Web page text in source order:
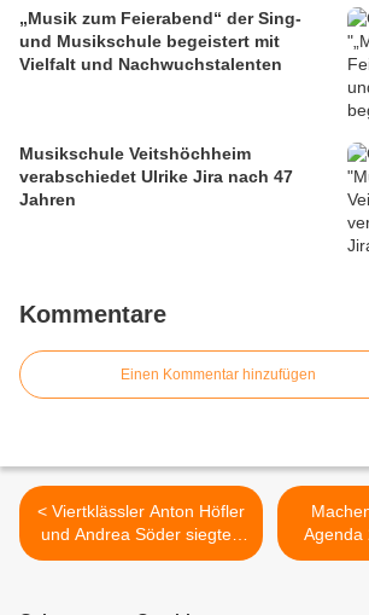
„Musik zum Feierabend“ der Sing-
und Musikschule begeistert mit
Vielfalt und Nachwuchstalenten
Musikschule Veitshöchheim
verabschiedet Ulrike Jira nach 47
Jahren
Kommentare
Einen Kommentar hinzufügen
< Viertklässler Anton Höfler
und Andrea Söder siegten
bei den Veitshöchheimer
Agenda